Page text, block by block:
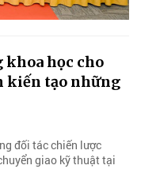
học cho
kiến tạo những
đối tác chiến lược
giao kỹ thuật tại